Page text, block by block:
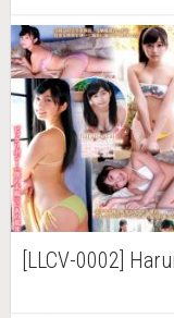
[LLCV-0002]